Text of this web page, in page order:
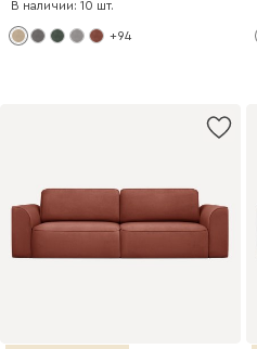
В наличии: 10 шт.
+94